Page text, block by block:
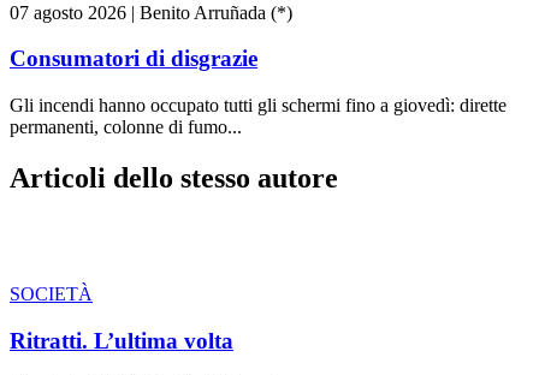
07 agosto 2026 | Benito Arruñada (*)
Consumatori di disgrazie
Gli incendi hanno occupato tutti gli schermi fino a giovedì: dirette
permanenti, colonne di fumo...
Articoli dello stesso autore
SOCIETÀ
Ritratti. L’ultima volta